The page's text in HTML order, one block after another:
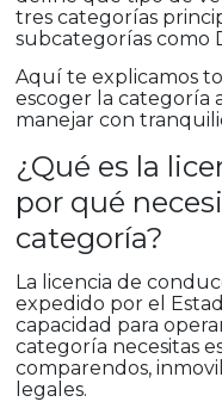
tres categorías
subcategorías como
Aquí te explicamos
escoger la categoría
manejar con
¿Qué es la
por qué
categoría?
La licencia de
expedido por el
capacidad para
categoría necesitas
comparendos,
legales.